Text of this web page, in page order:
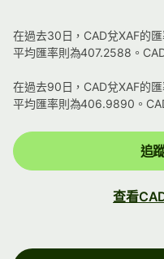
在過去30日，CAD兌XAF的
平均匯率則為407.2588。
在過去90日，CAD兌XAF的
平均匯率則為406.9890。
追
查看